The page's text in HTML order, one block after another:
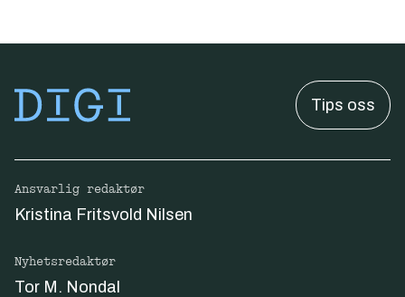
Tips oss
Ansvarlig redaktør
Kristina Fritsvold Nilsen
Nyhetsredaktør
Tor M. Nondal